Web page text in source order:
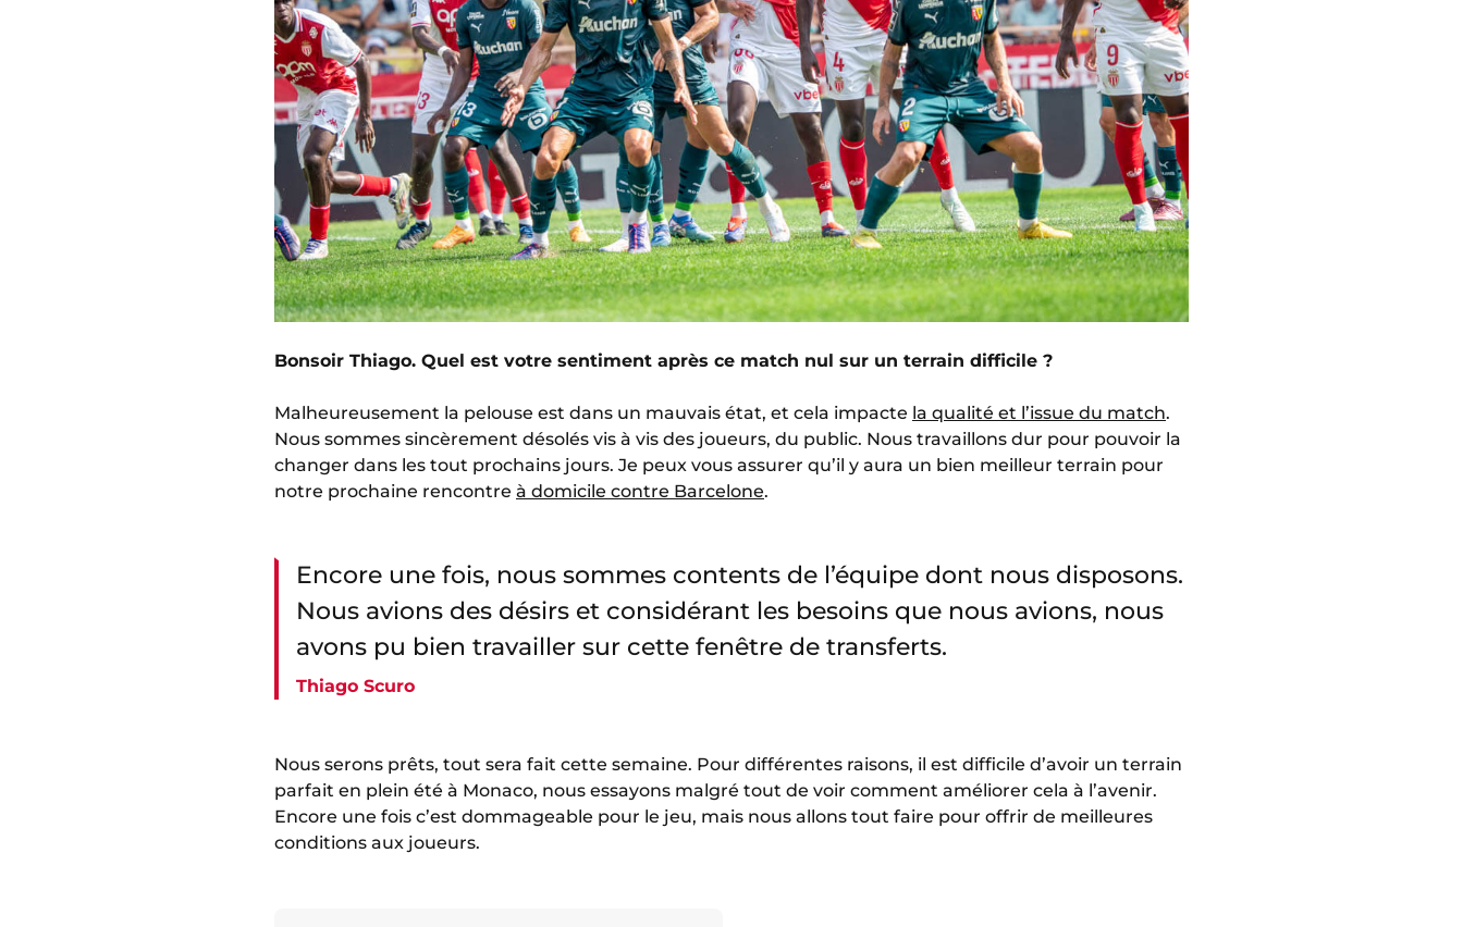
Bonsoir Thiago. Quel est votre sentiment après ce match nul sur un terrain difficile ?
Malheureusement la pelouse est dans un mauvais état, et cela impacte la qualité et l’issue du match.
Nous sommes sincèrement désolés vis à vis des joueurs, du public. Nous travaillons dur pour pouvoir la
changer dans les tout prochains jours. Je peux vous assurer qu’il y aura un bien meilleur terrain pour
notre prochaine rencontre à domicile contre Barcelone.
Encore une fois, nous sommes contents de l’équipe dont nous disposons.
Nous avions des désirs et considérant les besoins que nous avions, nous
avons pu bien travailler sur cette fenêtre de transferts.
Thiago Scuro
Nous serons prêts, tout sera fait cette semaine. Pour différentes raisons, il est difficile d’avoir un terrain
parfait en plein été à Monaco, nous essayons malgré tout de voir comment améliorer cela à l’avenir.
Encore une fois c’est dommageable pour le jeu, mais nous allons tout faire pour offrir de meilleures
conditions aux joueurs.